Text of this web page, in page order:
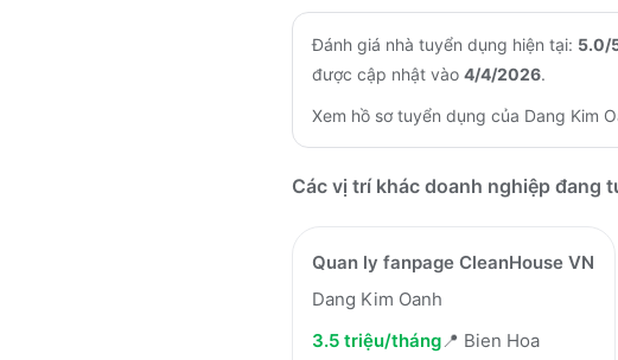
Đánh giá nhà tuyển dụng hiện tại: 5.0/
được cập nhật vào 4/4/2026.
Xem hồ sơ tuyển dụng của Dang Kim
Các vị trí khác doanh nghiệp đang
Quan ly fanpage CleanHouse VN
Dang Kim Oanh
3.5 triệu/tháng📍 Bien Hoa